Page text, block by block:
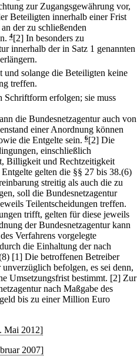
zur Zugangsgewährung vor,
Beteiligten innerhalb einer Frist
der zu schließenden
4[2] In besonders zu
innerhalb der in Satz 1 genannten
solange die Beteiligten keine
treffen.
erfolgen; sie muss
die Bundesnetzagentur auch von
einer Anordnung können
die Entgelte sein. 6[2] Die
einschließlich
Billigkeit und Rechtzeitigkeit
gelten die §§ 27 bis 38.(6)
streitig als auch die zu
soll die Bundesnetzagentur
Teilentscheidungen treffen.
trifft, gelten für diese jeweils
der Bundesnetzagentur kann
Verfahrens vorgelegte
die Einhaltung der nach
[1] Die betroffenen Betreiber
befolgen, es sei denn,
Umsetzungsfrist bestimmt. [2] Zur
nach Maßgabe des
bis zu einer Million Euro
Mai 2012]
2007]